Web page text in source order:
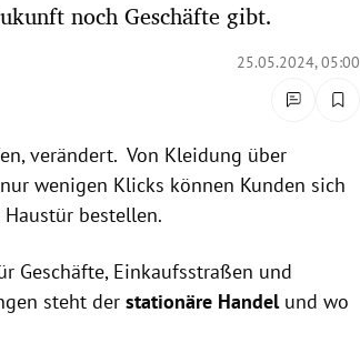
noch Geschäfte gibt.
25.05.2024, 05:00
verändert. Von Kleidung über
wenigen Klicks können Kunden sich
bestellen.
Geschäfte, Einkaufsstraßen und
steht der stationäre Handelund wo